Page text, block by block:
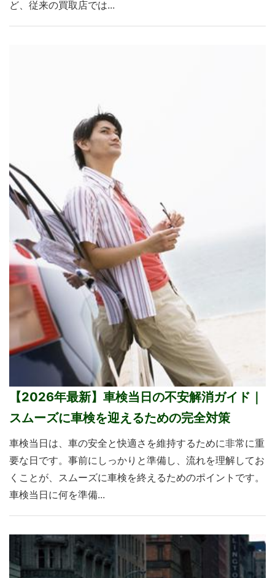
ど、従来の買取店では...
【2026年最新】車検当日の不安解消ガイド｜
スムーズに車検を迎えるための完全対策
車検当日は、車の安全と快適さを維持するために非常に重
要な日です。事前にしっかりと準備し、流れを理解してお
くことが、スムーズに車検を終えるためのポイントです。
車検当日に何を準備...